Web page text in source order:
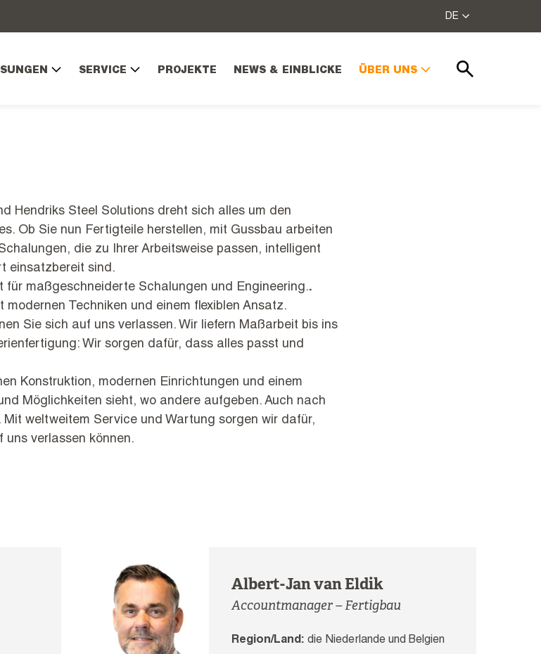
SERVICE PROJEKTE NEWS & EINBLICKE ÜBER UNS
DE
Hendriks Steel Solutions dreht sich alles um den
Ob Sie nun Fertigteile herstellen, mit Gussbau arbeiten
die zu Ihrer Arbeitsweise passen, intelligent
einsatzbereit sind.
für maßgeschneiderte Schalungen und Engineering..
modernen Techniken und einem flexiblen Ansatz.
Sie sich auf uns verlassen. Wir liefern Maßarbeit bis ins
Wir sorgen dafür, dass alles passt und
Konstruktion, modernen Einrichtungen und einem
Möglichkeiten sieht, wo andere aufgeben. Auch nach
weltweitem Service und Wartung sorgen wir dafür,
uns verlassen können.
Albert-Jan van Eldik
Accountmanager – Fertigbau
Region/Land: die Niederlande und Belgien